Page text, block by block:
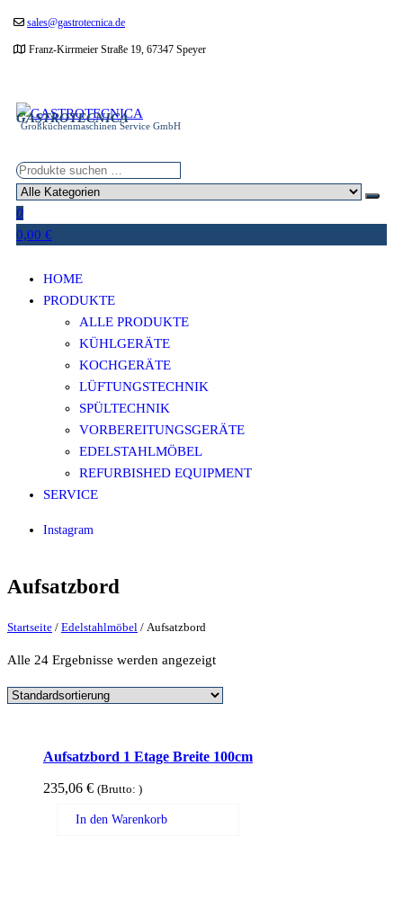
Zumsales@gastrotecnica.de
Franz-Kirrmeier Straße 19, 67347 Speyer
GASTROTECNICA
Großküchenmaschinen Service GmbH
0
0,00 €
HOME
PRODUKTE
ALLE PRODUKTE
KÜHLGERÄTE
KOCHGERÄTE
LÜFTUNGSTECHNIK
SPÜLTECHNIK
VORBEREITUNGSGERÄTE
EDELSTAHLMÖBEL
REFURBISHED EQUIPMENT
SERVICE
Instagram
Aufsatzbord
Startseite / Edelstahlmöbel / Aufsatzbord
Alle 24 Ergebnisse werden angezeigt
Aufsatzbord 1 Etage Breite 100cm
235,06 € (Brutto: )
In den Warenkorb